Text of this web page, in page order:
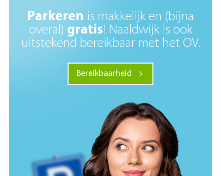
Parkeren is makkelijk en (bijna
overal) gratis! Naaldwijk is ook
uitstekend bereikbaar met het OV.
Bereikbaarheid